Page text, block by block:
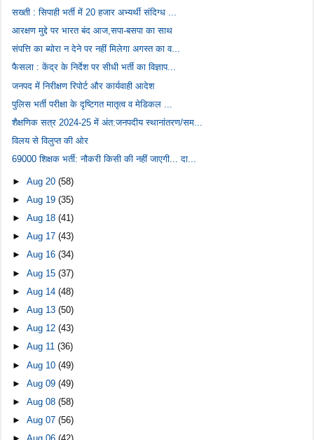
सख्ती : सिपाही भर्ती में 20 हजार अभ्यर्थी संदिग्ध ...
आरक्षण मुद्दे पर भारत बंद आज,सपा-बसपा का साथ
संपत्ति का ब्योरा न देने पर नहीं मिलेगा अगस्त का व...
फैसला : केंद्र के निर्देश पर सीधी भर्ती का विज्ञाप...
जनपद में निरीक्षण रिपोर्ट और कार्यवाही आदेश
पुलिस भर्ती परीक्षा के दृष्टिगत मातृत्व व मेडिकल ...
शैक्षणिक सत्र 2024-25 में अंत:जनपदीय स्थानांतरण/सम...
विलय से विलुप्त की ओर
69000 शिक्षक भर्ती: नौकरी किसी की नहीं जाएगी... दा...
►Aug 20(58)
►Aug 19(35)
►Aug 18(41)
►Aug 17(43)
►Aug 16(34)
►Aug 15(37)
►Aug 14(48)
►Aug 13(50)
►Aug 12(43)
►Aug 11(36)
►Aug 10(49)
►Aug 09(49)
►Aug 08(58)
►Aug 07(56)